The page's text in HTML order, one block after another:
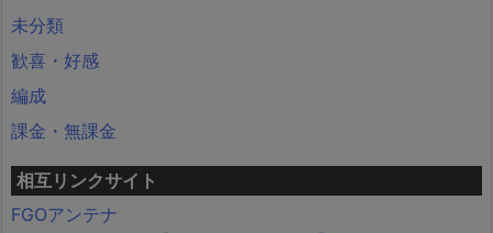
未分類
歓喜・好感
編成
課金・無課金
相互リンクサイト
FGOアンテナ